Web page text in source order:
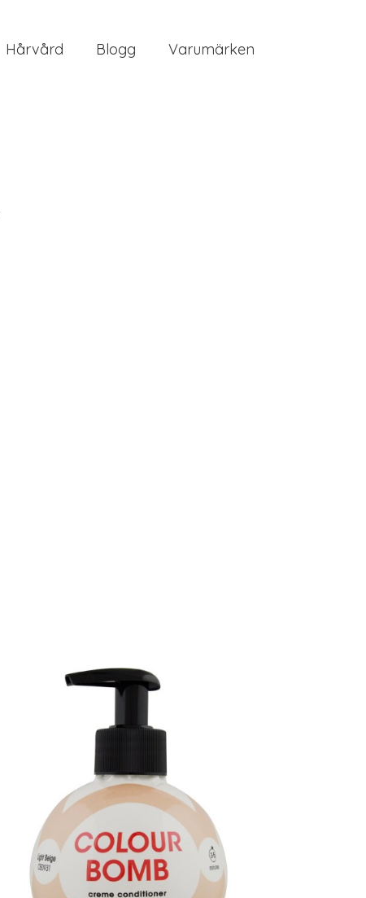
Hårvård Blogg Varumärken